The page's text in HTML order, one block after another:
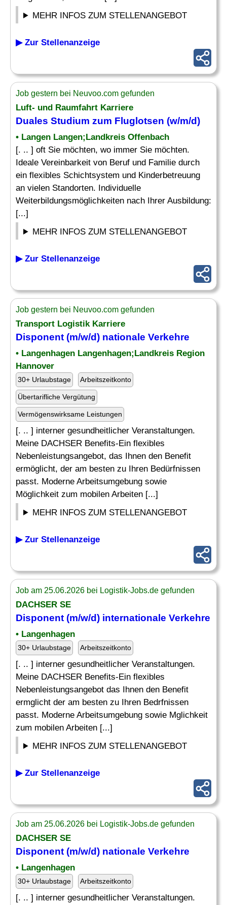
MEHR INFOS ZUM STELLENANGEBOT
▶ Zur Stellenanzeige
Job gestern bei Neuvoo.com gefunden
Luft- und Raumfahrt Karriere
Duales Studium zum Fluglotsen (w/m/d)
• Langen Langen;Landkreis Offenbach
[. .. ] oft Sie möchten, wo immer Sie möchten.
Ideale Vereinbarkeit von Beruf und Familie durch
ein flexibles Schichtsystem und Kinderbetreuung
an vielen Standorten. Individuelle
Weiterbildungsmöglichkeiten nach Ihrer Ausbildung:
[...]
MEHR INFOS ZUM STELLENANGEBOT
▶ Zur Stellenanzeige
Job gestern bei Neuvoo.com gefunden
Transport Logistik Karriere
Disponent (m/w/d) nationale Verkehre
• Langenhagen Langenhagen;Landkreis Region
Hannover
30+ Urlaubstage Arbeitszeitkonto
Übertarifliche Vergütung
Vermögenswirksame Leistungen
[. .. ] interner gesundheitlicher Veranstaltungen.
Meine DACHSER Benefits-Ein flexibles
Nebenleistungsangebot, das Ihnen den Benefit
ermöglicht, der am besten zu Ihren Bedürfnissen
passt. Moderne Arbeitsumgebung sowie
Möglichkeit zum mobilen Arbeiten [...]
MEHR INFOS ZUM STELLENANGEBOT
▶ Zur Stellenanzeige
Job am 25.06.2026 bei Logistik-Jobs.de gefunden
DACHSER SE
Disponent (m/w/d) internationale Verkehre
• Langenhagen
30+ Urlaubstage Arbeitszeitkonto
[. .. ] interner gesundheitlicher Veranstaltungen.
Meine DACHSER Benefits-Ein flexibles
Nebenleistungsangebot das Ihnen den Benefit
ermglicht der am besten zu Ihren Bedrfnissen
passt. Moderne Arbeitsumgebung sowie Mglichkeit
zum mobilen Arbeiten [...]
MEHR INFOS ZUM STELLENANGEBOT
▶ Zur Stellenanzeige
Job am 25.06.2026 bei Logistik-Jobs.de gefunden
DACHSER SE
Disponent (m/w/d) nationale Verkehre
• Langenhagen
30+ Urlaubstage Arbeitszeitkonto
[. .. ] interner gesundheitlicher Veranstaltungen.